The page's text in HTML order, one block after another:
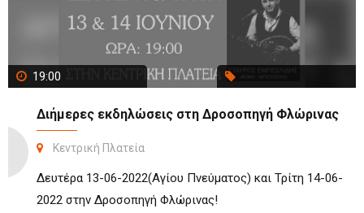
19:00
Διήμερες εκδηλώσεις στη Δροσοπηγή Φλώρινας
Κεντρική Πλατεία
Δευτέρα 13-06-2022(Αγίου Πνεύματος) και Τρίτη 14-06-
2022 στην Δροσοπηγή Φλώρινας!